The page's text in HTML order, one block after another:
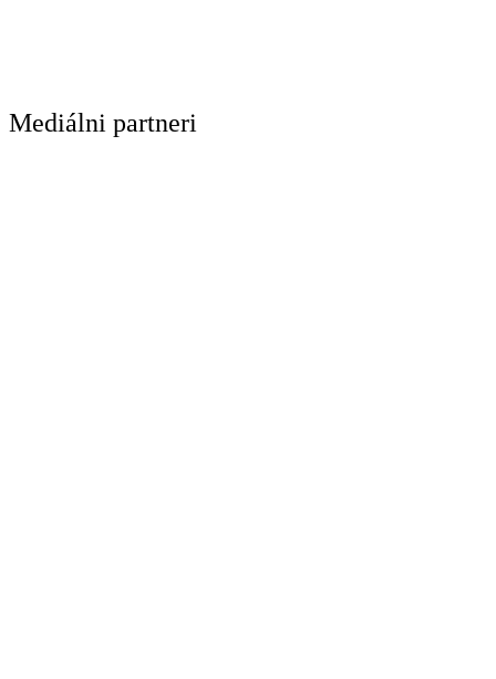
Mediálni partneri